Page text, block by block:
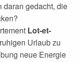
daran gedacht, die
Lot-et-
Urlaub zu
neue Energie